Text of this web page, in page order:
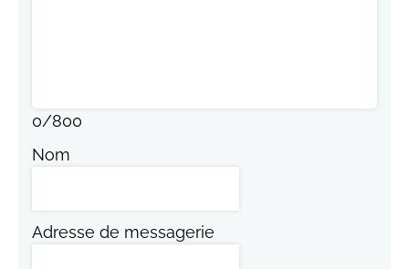
0/800
Nom
Adresse de messagerie